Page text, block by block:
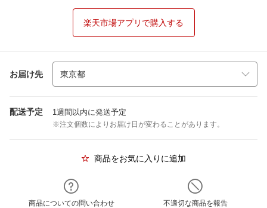
楽天市場アプリで購入する
お届け先
配送予定 1週間以内に発送予定
※注文個数によりお届け日が変わることがあります。
商品をお気に入りに追加
商品についての問い合わせ 不適切な商品を報告